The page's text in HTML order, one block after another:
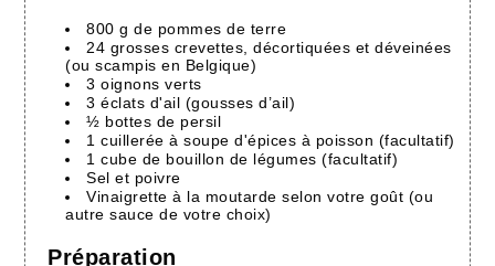
800 g de pommes de terre
24 grosses crevettes, décortiquées et déveinées
(ou scampis en Belgique)
3 oignons verts
3 éclats d'ail (gousses d’ail)
½ bottes de persil
1 cuillerée à soupe d'épices à poisson (facultatif)
1 cube de bouillon de légumes (facultatif)
Sel et poivre
Vinaigrette à la moutarde selon votre goût (ou
autre sauce de votre choix)
Préparation